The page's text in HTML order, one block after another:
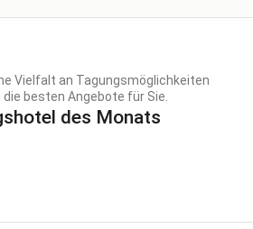
Vielfalt an Tagungsmöglichkeiten
die besten Angebote für Sie.
des Monats